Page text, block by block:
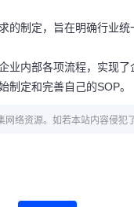
制定，旨在明确行业统
业内部各项流程，实现
制定和完善自己的SOP。
络资源。如若本站内容侵犯